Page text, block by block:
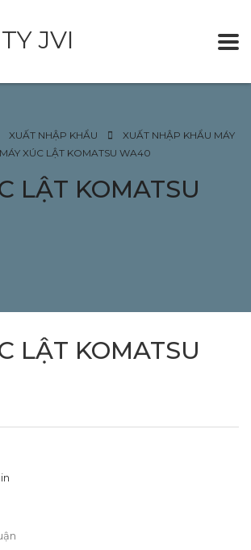
XUẤT NHẬP KHẨU
XUẤT NHẬP KHẨU MÁY
MÁY XÚC LẬT KOMATSU WA40
LẬT KOMATSU
LẬT KOMATSU